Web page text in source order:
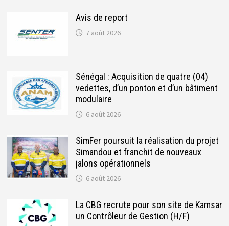
Avis de report
7 août 2026
Sénégal : Acquisition de quatre (04)
vedettes, d’un ponton et d’un bâtiment
modulaire
6 août 2026
SimFer poursuit la réalisation du projet
Simandou et franchit de nouveaux
jalons opérationnels
6 août 2026
La CBG recrute pour son site de Kamsar
un Contrôleur de Gestion (H/F)